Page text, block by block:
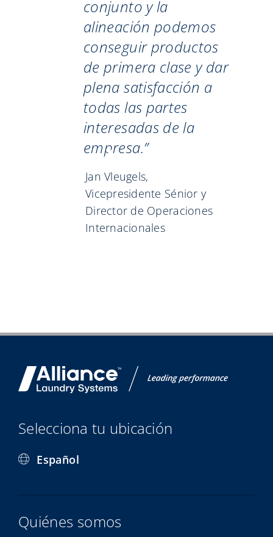
conjunto y la
alineación podemos
conseguir productos
de primera clase y dar
plena satisfacción a
todas las partes
interesadas de la
empresa.”
Jan Vleugels,
Vicepresidente Sénior y
Director de Operaciones
Internacionales
Selecciona tu ubicación
Español
Quiénes somos